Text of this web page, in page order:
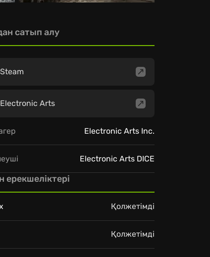
сатып алу
Steam
Electronic Arts
Electronic Arts Inc.
Electronic Arts DICE
ерекшеліктері
Қолжетімді
Қолжетімді